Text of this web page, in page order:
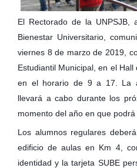
El Rectorado de la
Bienestar Universitario,
viernes 8 de marzo de 2019,
Estudiantil Municipal, en el Hall
en el horario de 9 a 17. La
llevará a cabo durante los
momento del año en que
Los alumnos regulares
edificio de aulas en Km 4,
identidad y la tarjeta SUBE